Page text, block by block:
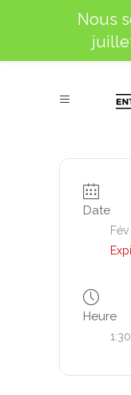
Date
Heure
Nous